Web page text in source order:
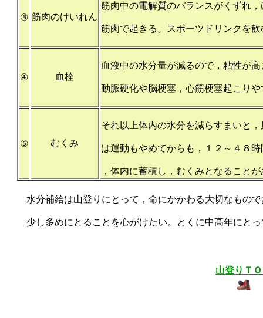
③ 筋肉のけいれん
筋肉中の電解質のバランスがくずれ
筋肉で起きる。スポーツドリンクを
④ 血栓
血液中の水分量が減るので，粘性が
動脈硬化や脳梗塞，心筋梗塞起こり
⑤ むくみ
それ以上体内の水分を減らすまいと
は運動もやめてからも，１２～４８
，体内に蓄積し，むくみとなること
水分補給は山登りにとって，命にかかわる大切なもので
少し多めにとることを心がけたい。とくに中高年にと
山登りＴ